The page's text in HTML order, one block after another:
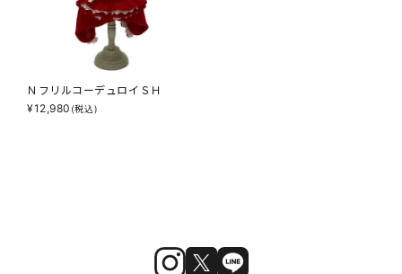
ＮフリルコーデュロイＳＨ
¥12,980 (税込)